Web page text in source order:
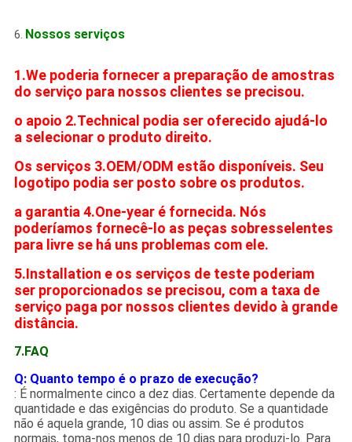
6. Nossos serviços
1.We poderia fornecer a preparação de amostras
do serviço para nossos clientes se precisou.
o apoio 2.Technical podia ser oferecido ajudá-lo
a selecionar o produto direito.
Os serviços 3.OEM/ODM estão disponíveis. Seu
logotipo podia ser posto sobre os produtos.
a garantia 4.One-year é fornecida. Nós
poderíamos fornecê-lo as peças sobresselentes
para livre se há uns problemas com ele.
5.Installation e os serviços de teste poderiam
ser proporcionados se precisou, com a taxa de
serviço paga por nossos clientes devido à grande
distância.
7.FAQ
Q: Quanto tempo é o prazo de execução?
: É normalmente cinco a dez dias. Certamente depende da
quantidade e das exigências do produto. Se a quantidade
não é aquela grande, 10 dias ou assim. Se é produtos
normais, toma-nos menos de 10 dias para produzi-lo. Para